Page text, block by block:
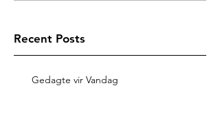
Recent Posts
Gedagte vir Vandag